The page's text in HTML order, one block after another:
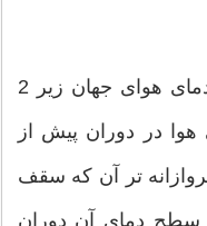
گرچه هدف این توافقنامه حفظ دمای هوای جهان زیر 2
هوا در دوران پیش از
تر آن که سقف
سطح دمای آن دوران